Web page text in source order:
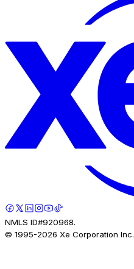
NMLS ID#920968.
© 1995-2026 Xe Corporation Inc.